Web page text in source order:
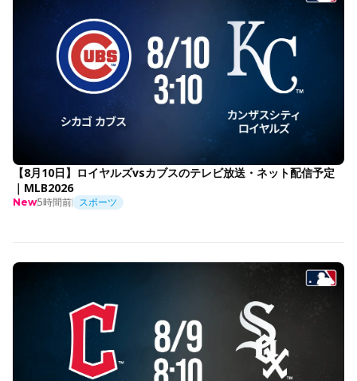
【8月10日】ロイヤルズvsカブスのテレビ放送・ネット配信予定
｜MLB2026
New5時間前 スポーツ